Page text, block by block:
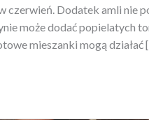
czerwień. Dodatek amli nie
może dodać popielatych
mieszanki mogą działać